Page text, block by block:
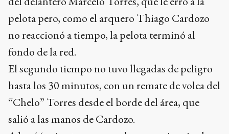
pelota pero, como el arquero Thiago Cardozo
no reaccionó a tiempo, la pelota terminó al
fondo de la red.
El segundo tiempo no tuvo llegadas de peligro
hasta los 30 minutos, con un remate de volea del
“Chelo” Torres desde el borde del área, que
salió a las manos de Cardozo.